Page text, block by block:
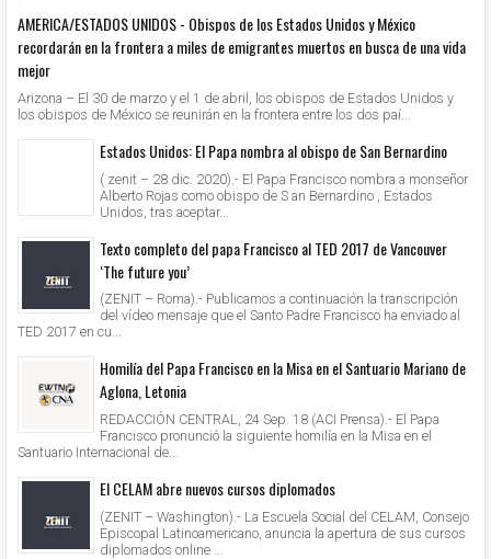
AMERICA/ESTADOS UNIDOS - Obispos de los Estados Unidos y México
recordarán en la frontera a miles de emigrantes muertos en busca de una vida
mejor
Arizona – El 30 de marzo y el 1 de abril, los obispos de Estados Unidos y
los obispos de México se reunirán en la frontera entre los dos paí...
Estados Unidos: El Papa nombra al obispo de San Bernardino
( zenit – 28 dic. 2020).- El Papa Francisco nombra a monseñor
Alberto Rojas como obispo de S an Bernardino , Estados
Unidos, tras aceptar...
Texto completo del papa Francisco al TED 2017 de Vancouver
‘The future you’
(ZENIT – Roma).- Publicamos a continuación la transcripción
del vídeo mensaje que el Santo Padre Francisco ha enviado al
TED 2017 en cu...
Homilía del Papa Francisco en la Misa en el Santuario Mariano de
Aglona, Letonia
REDACCIÓN CENTRAL, 24 Sep. 18 (ACI Prensa).- El Papa
Francisco pronunció la siguiente homilía en la Misa en el
Santuario Internacional de...
El CELAM abre nuevos cursos diplomados
(ZENIT – Washington).- La Escuela Social del CELAM, Consejo
Episcopal Latinoamericano, anuncia la apertura de sus cursos
diplomados online ...